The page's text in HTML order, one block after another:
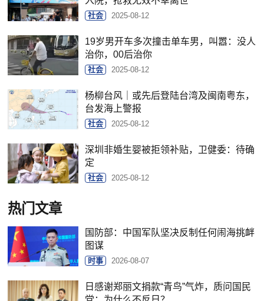
社会 2025-08-12
19岁男开车多次撞击单车男，叫嚣：没人
治你，00后治你
社会 2025-08-12
杨柳台风｜或先后登陆台湾及闽南粤东，
台发海上警报
社会 2025-08-12
深圳非婚生婴被拒领补贴，卫健委：待确
定
社会 2025-08-12
热门文章
国防部：中国军队坚决反制任何闹海挑衅
图谋
时事 2026-08-07
日感谢郑丽文捐款“青鸟”气炸，质问国民